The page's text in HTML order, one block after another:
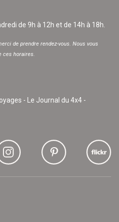
de 9h à 12h et de 14h à 18h.
de prendre rendez-vous. Nous vous
ces horaires.
- Le Journal du 4x4 -